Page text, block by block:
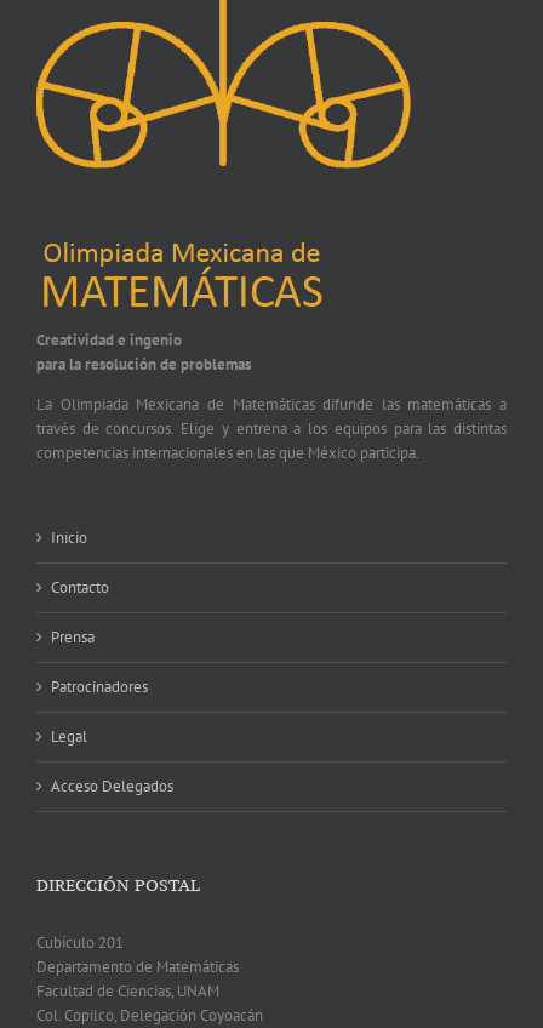
Creatividad e ingenio
para la resolución de problemas
La Olimpiada Mexicana de Matemáticas difunde las matemáticas a
través de concursos. Elige y entrena a los equipos para las distintas
competencias internacionales en las que México participa.
Inicio
Contacto
Prensa
Patrocinadores
Legal
Acceso Delegados
DIRECCIÓN POSTAL
Cubículo 201
Departamento de Matemáticas
Facultad de Ciencias, UNAM
Col. Copilco, Delegación Coyoacán